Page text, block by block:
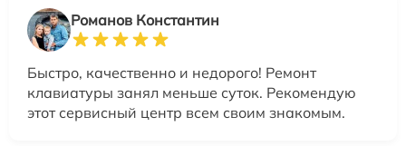
Романов Константин
Быстро, качественно и недорого! Ремонт
клавиатуры занял меньше суток. Рекомендую
этот сервисный центр всем своим знакомым.